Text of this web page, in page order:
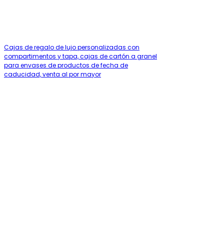
Cajas de regalo de lujo personalizadas con
compartimentos y tapa, cajas de cartón a granel
para envases de productos de fecha de
caducidad, venta al por mayor